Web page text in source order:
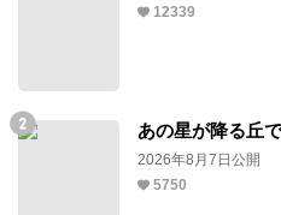
12339
あの星が降る丘
2026年8月7日公開
5750